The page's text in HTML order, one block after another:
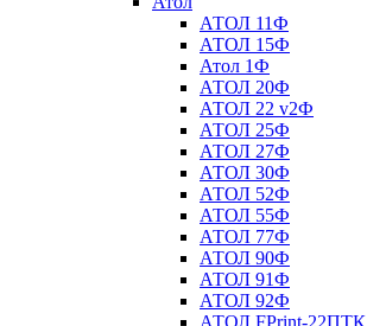
АТОЛ 11Ф
АТОЛ 15Ф
Атол 1Ф
АТОЛ 20Ф
АТОЛ 22 v2Ф
АТОЛ 25Ф
АТОЛ 27Ф
АТОЛ 30Ф
АТОЛ 52Ф
АТОЛ 55Ф
АТОЛ 77Ф
АТОЛ 90Ф
АТОЛ 91Ф
АТОЛ 92Ф
АТОЛ FPrint-22ПТК